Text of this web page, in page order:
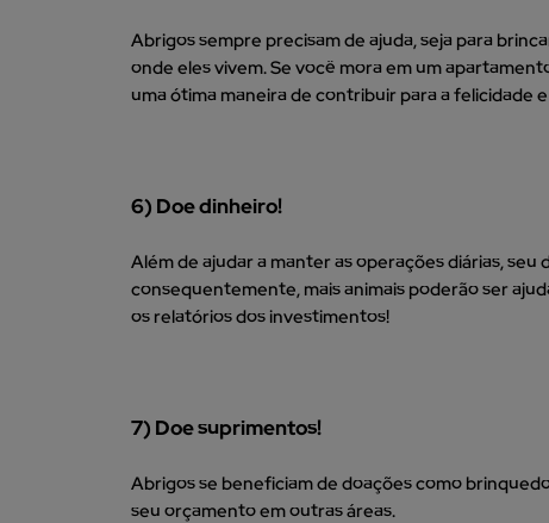
Abrigos sempre precisam de ajuda, seja para
onde eles vivem. Se você mora em um
uma ótima maneira de contribuir para a felicidade
6) Doe dinheiro!
Além de ajudar a manter as operações diárias,
consequentemente, mais animais poderão ser
os relatórios dos investimentos!
7) Doe suprimentos!
Abrigos se beneficiam de doações como
seu orçamento em outras áreas.